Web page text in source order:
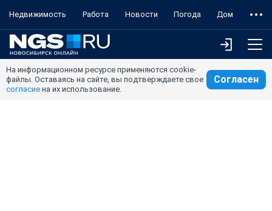
Недвижимость Работа Новости Погода Дом
На информационном ресурсе применяются cookie-
файлы. Оставаясь на сайте, вы подтверждаете свое
согласие на их использование.
Согласен